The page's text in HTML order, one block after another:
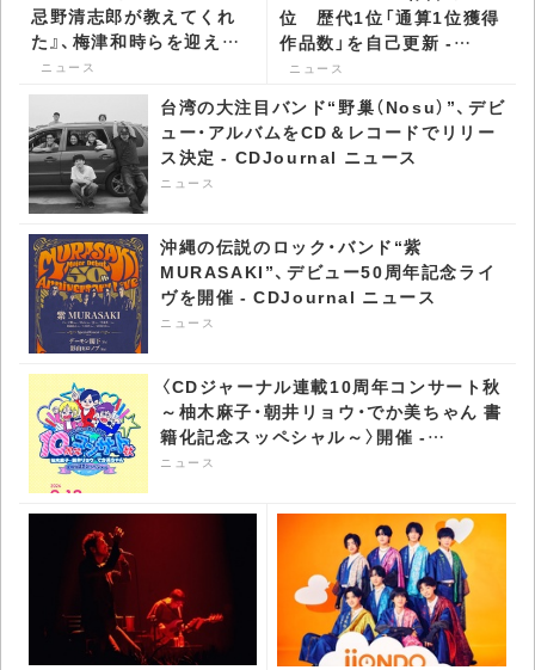
忌野清志郎が教えてくれ
た』、梅津和時らを迎えた
トークショー付き最速プ
レミア上映が決定 -
CDJournal ニュース
ニュース
位 歴代1位「通算1位獲得
作品数」を自己更新 -
CDJournal ニュース
ニュース
台湾の大注目バンド“野巢（Nosu）”、デビ
ュー・アルバムをCD＆レコードでリリー
ス決定 - CDJournal ニュース
ニュース
沖縄の伝説のロック・バンド“紫
MURASAKI”、デビュー50周年記念ライ
ヴを開催 - CDJournal ニュース
ニュース
〈CDジャーナル連載10周年コンサート秋
～柚木麻子・朝井リョウ・でか美ちゃん 書
籍化記念スッペシャル～〉開催 -
CDJournal ニュース
ニュース